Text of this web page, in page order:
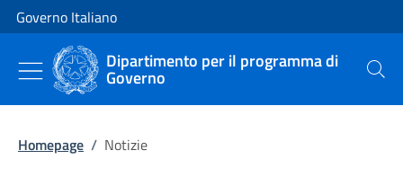
Vai al contenuto
Vai alla navigazione del sito
Governo Italiano
Dipartimento per il programma di
Governo Cerca
Homepage / Notizie